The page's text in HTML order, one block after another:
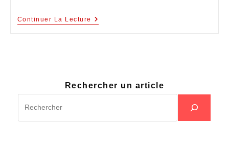
Continuer La Lecture
Rechercher un article